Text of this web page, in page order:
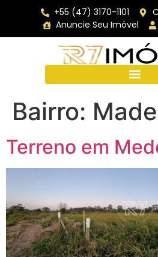
+55 (47) 3170-1101
Anuncie Seu Imóvel
Bairro:
Terreno em